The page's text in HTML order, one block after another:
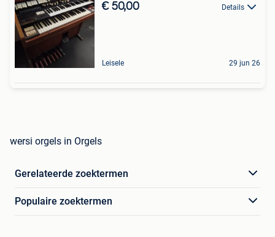
€ 50,00 Details
Leisele 29 jun 26
wersi orgels in Orgels
Gerelateerde zoektermen
Populaire zoektermen